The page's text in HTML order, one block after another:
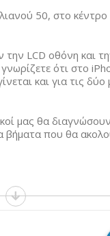
50, στο
την LCD οθόνη και
ότι στο
και για τις
μας θα
βήματα που θα